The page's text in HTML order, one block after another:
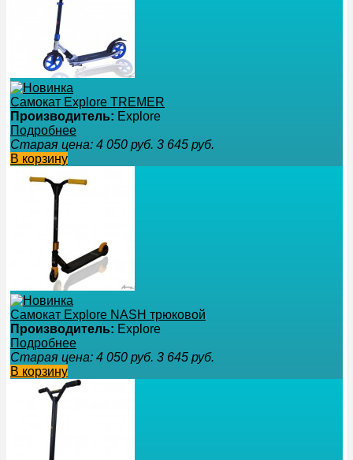
Самокат Explore TREMER
Производитель: Explore
Подробнее
Старая цена: 4 050 руб. 3 645 руб.
В корзину
Самокат Explore NASH трюковой
Производитель: Explore
Подробнее
Старая цена: 4 050 руб. 3 645 руб.
В корзину